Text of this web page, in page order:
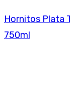
Hornitos Plata
750ml